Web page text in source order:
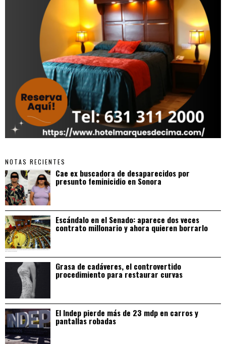
NOTAS RECIENTES
Cae ex buscadora de desaparecidos por
presunto feminicidio en Sonora
Escándalo en el Senado: aparece dos veces
contrato millonario y ahora quieren borrarlo
Grasa de cadáveres, el controvertido
procedimiento para restaurar curvas
El Indep pierde más de 23 mdp en carros y
pantallas robadas